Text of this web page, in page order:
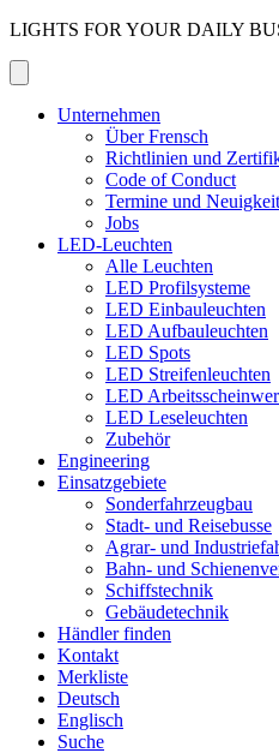
LIGHTS FOR YOUR DAILY
Unternehmen
Über Frensch
Richtlinien und
Code of Conduct
Termine und
Jobs
LED-Leuchten
Alle Leuchten
LED Profilsysteme
LED Einbauleuchten
LED Aufbauleuchten
LED Spots
LED Streifenleuchten
LED
LED Leseleuchten
Zubehör
Engineering
Einsatzgebiete
Sonderfahrzeugbau
Stadt- und Reisebusse
Agrar- und
Bahn- und
Schiffstechnik
Gebäudetechnik
Händler finden
Kontakt
Merkliste
Deutsch
Englisch
Suche